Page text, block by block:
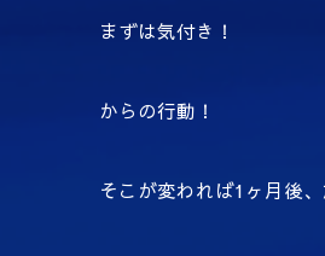
まずは気付き！
からの行動！
そこが変われば1ヶ月後